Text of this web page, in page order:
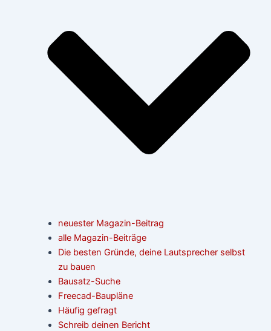
neuester Magazin-Beitrag
alle Magazin-Beiträge
Die besten Gründe, deine Lautsprecher selbst
zu bauen
Bausatz-Suche
Freecad-Baupläne
Häufig gefragt
Schreib deinen Bericht